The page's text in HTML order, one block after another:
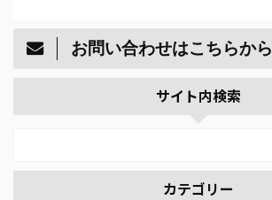
お問い合わせはこちらから
サイト内検索
カテゴリー